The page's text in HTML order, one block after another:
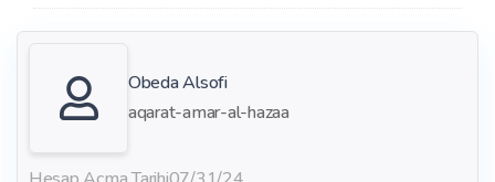
Obeda Alsofi
aqarat-amar-al-hazaa